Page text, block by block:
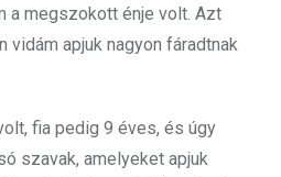
a megszokott énje volt. Azt
vidám apjuk nagyon fáradtnak
fia pedig 9 éves, és úgy
szavak, amelyeket apjuk